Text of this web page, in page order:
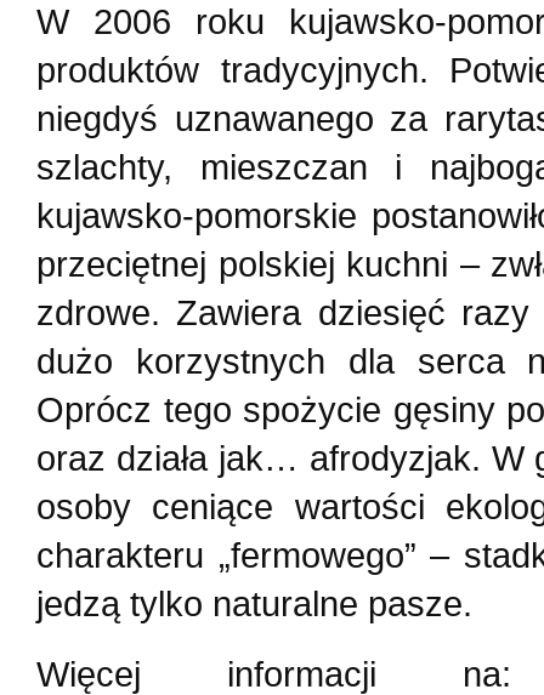
W 2006 roku kujawsko-
produktów tradycyjnych.
niegdyś uznawanego za
szlachty, mieszczan i
kujawsko-pomorskie
przeciętnej polskiej kuchni –
zdrowe. Zawiera dziesięć
dużo korzystnych dla serca
Oprócz tego spożycie gęsiny
oraz działa jak… afrodyzjak. W
osoby ceniące wartości
charakteru „fermowego” –
jedzą tylko naturalne pasze.
Więcej informacji